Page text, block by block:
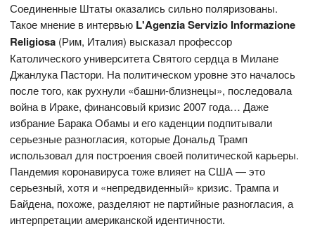
Соединенные Штаты оказались сильно поляризованы.
Такое мнение в интервью L'Agenzia Servizio Informazione
Religiosa (Рим, Италия) высказал профессор
Католического университета Святого сердца в Милане
Джанлука Пастори. На политическом уровне это началось
после того, как рухнули «башни-близнецы», последовала
война в Ираке, финансовый кризис 2007 года… Даже
избрание Барака Обамы и его каденции подпитывали
серьезные разногласия, которые Дональд Трамп
использовал для построения своей политической карьеры.
Пандемия коронавируса тоже влияет на США — это
серьезный, хотя и «непредвиденный» кризис. Трампа и
Байдена, похоже, разделяют не партийные разногласия, а
интерпретации американской идентичности.